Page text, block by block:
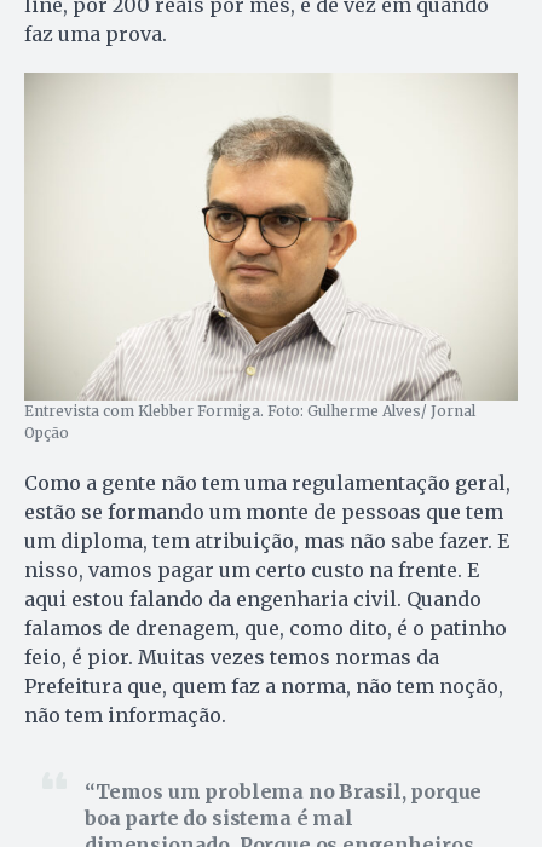
faz uma prova.
Entrevista com Klebber Formiga. Foto: Gulherme Alves/ Jornal
Opção
Como a gente não tem uma regulamentação geral,
estão se formando um monte de pessoas que tem
um diploma, tem atribuição, mas não sabe fazer. E
nisso, vamos pagar um certo custo na frente. E
aqui estou falando da engenharia civil. Quando
falamos de drenagem, que, como dito, é o patinho
feio, é pior. Muitas vezes temos normas da
Prefeitura que, quem faz a norma, não tem noção,
não tem informação.
Temos um problema no Brasil, porque
boa parte do sistema é mal